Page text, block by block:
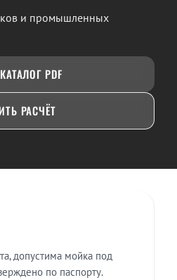
и промышленных
PDF
РАСЧЁТ
допустима мойка под
по паспорту.